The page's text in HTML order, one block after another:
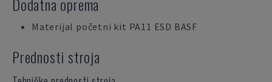
Materijal početni kit PA11 ESD BASF
Prednosti stroja